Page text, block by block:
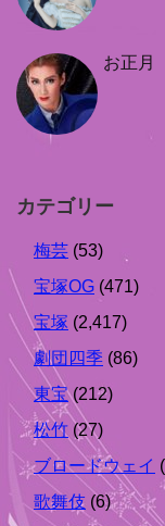
お正月
カテゴリー
梅芸 (53)
宝塚OG (471)
宝塚 (2,417)
劇団四季 (86)
東宝(212)
松竹 (27)
ブロードウェイ
歌舞伎 (6)